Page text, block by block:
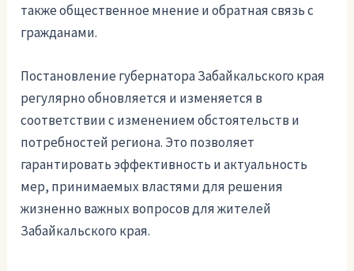
также общественное мнение и обратная связь с
гражданами.
Постановление губернатора Забайкальского края
регулярно обновляется и изменяется в
соответствии с изменением обстоятельств и
потребностей региона. Это позволяет
гарантировать эффективность и актуальность
мер, принимаемых властями для решения
жизненно важных вопросов для жителей
Забайкальского края.